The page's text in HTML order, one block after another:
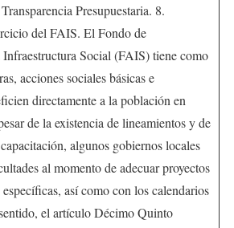
Presupuestaria. 8.
del FAIS. El Fondo de
Social (FAIS) tiene como
acciones sociales básicas e
directamente a la población en
de la existencia de lineamientos y de
algunos gobiernos locales
al momento de adecuar proyectos
específicas, así como con los calendarios
el artículo Décimo Quinto